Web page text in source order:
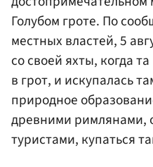
Голубом гроте. По
местных властей, 5
со своей яхты, когда
в грот, и искупалась
природное
древними римлянами,
туристами, купаться